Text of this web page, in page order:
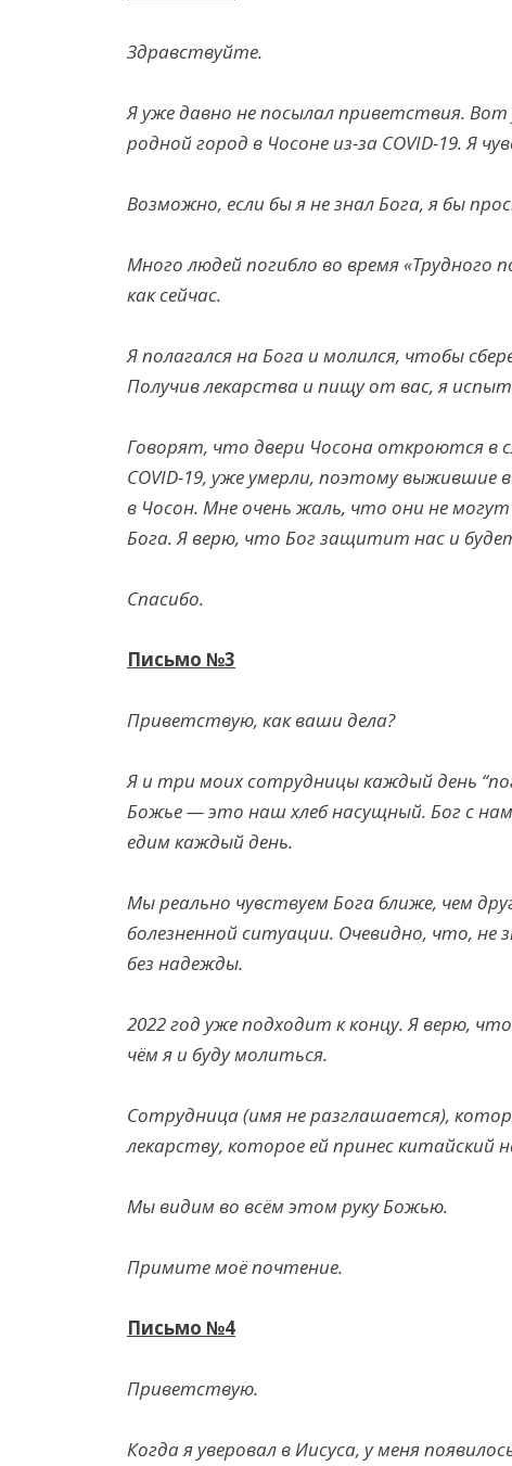
Здравствуйте.
Я уже давно не посылал приветствия. Вот
родной город в Чосоне из-за COVID-19. Я
Возможно, если бы я не знал Бога, я бы
Много людей погибло во время «Трудного
как сейчас.
Я полагался на Бога и молился, чтобы
Получивлекарства и пищуот вас, я
Говорят, что двери Чосона откроются в
COVID-19, уже умерли, поэтому
в Чосон. Мне очень жаль, что они не
Бога. Я верю, что Бог защитит нас и
Спасибо.
Письмо №3
Приветствую, как ваши дела?
Я и три моих сотрудницы каждый день
Божье — это наш хлеб насущный. Бог с
едим каждый день.
Мы реально чувствуем Бога ближе, чем
болезненной ситуации. Очевидно, что,
без надежды.
2022 год уже подходит к концу. Я верю,
чём я и буду молиться.
Сотрудница (имя не разглашается),
лекарству, которое ей принес китайский
Мы видим во всём этом руку Божью.
Примитемоё почтение.
Письмо №4
Приветствую.
Когда я уверовал в Иисуса, у меня